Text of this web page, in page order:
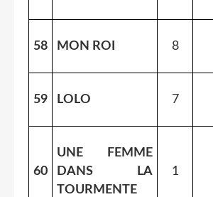
58 MON ROI 8
59 LOLO 7
60
UNE FEMME
DANS LA
TOURMENTE
1